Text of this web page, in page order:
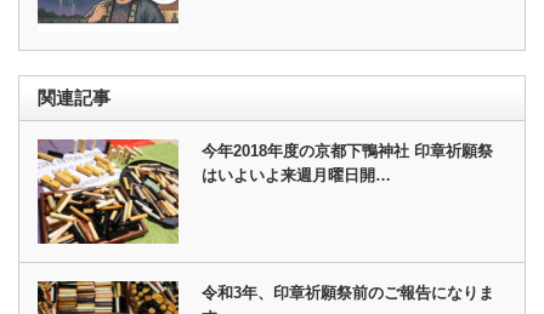
関連記事
今年2018年度の京都下鴨神社 印章祈願祭
はいよいよ来週月曜日開…
令和3年、印章祈願祭前のご報告になりま